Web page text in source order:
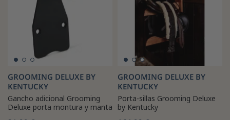
GROOMING DELUXE BY
KENTUCKY
Gancho adicional Grooming
Deluxe porta montura y manta
GROOMING DELUXE BY
KENTUCKY
Porta-sillas Grooming Deluxe
by Kentucky